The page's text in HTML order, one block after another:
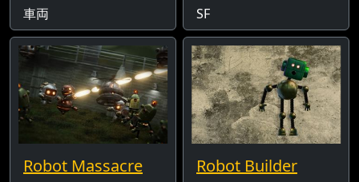
車両 SF
Robot Massacre Robot Builder